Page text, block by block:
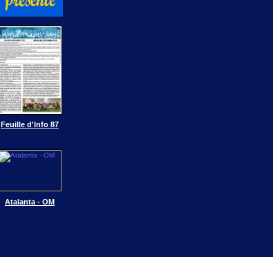
Feuille d'Info 87
Atalanta - OM